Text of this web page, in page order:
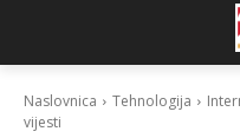
Naslovnica Tehnologija
vijesti